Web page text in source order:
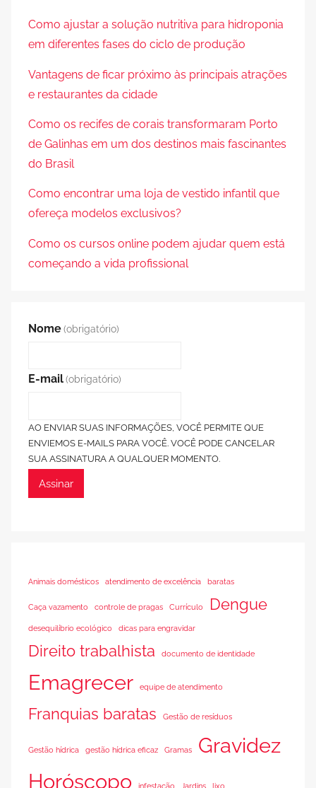
Como ajustar a solução nutritiva para hidroponia
em diferentes fases do ciclo de produção
Vantagens de ficar próximo às principais atrações
e restaurantes da cidade
Como os recifes de corais transformaram Porto
de Galinhas em um dos destinos mais fascinantes
do Brasil
Como encontrar uma loja de vestido infantil que
ofereça modelos exclusivos?
Como os cursos online podem ajudar quem está
começando a vida profissional
Nome (obrigatório)
E-mail (obrigatório)
AO ENVIAR SUAS INFORMAÇÕES, VOCÊ PERMITE QUE
ENVIEMOS E-MAILS PARA VOCÊ. VOCÊ PODE CANCELAR
SUA ASSINATURA A QUALQUER MOMENTO.
Assinar
Animais domésticos atendimento de excelência baratas
Caça vazamento controle de pragas Currículo Dengue
desequilíbrio ecológico dicas para engravidar
Direito trabalhista documento de identidade
Emagrecer equipe de atendimento
Franquias baratas Gestão de resíduos
Gestão hídrica gestão hídrica eficaz Gramas
Gravidez
Horóscopo
infestação Jardins lixo